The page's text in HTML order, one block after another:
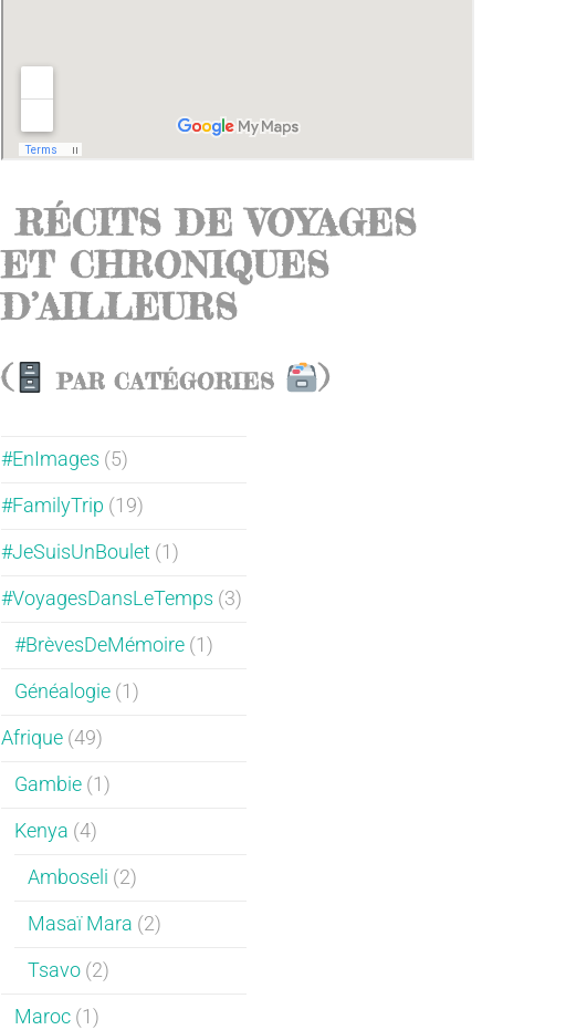
RÉCITS DE VOYAGES
ET CHRONIQUES
D’AILLEURS
( PAR CATÉGORIES )
#EnImages (5)
#FamilyTrip (19)
#JeSuisUnBoulet (1)
#VoyagesDansLeTemps (3)
#BrèvesDeMémoire (1)
Généalogie (1)
Afrique (49)
Gambie (1)
Kenya (4)
Amboseli (2)
Masaï Mara (2)
Tsavo (2)
Maroc (1)